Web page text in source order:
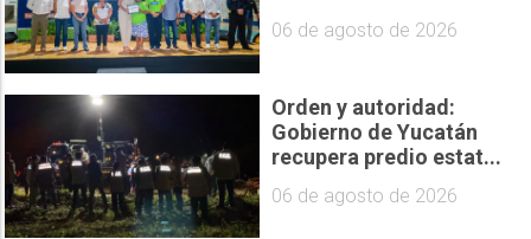
06 de agosto de 2026
Orden y autoridad:
Gobierno de Yucatán
recupera predio estat...
06 de agosto de 2026